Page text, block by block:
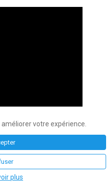
votre expérience.
plus